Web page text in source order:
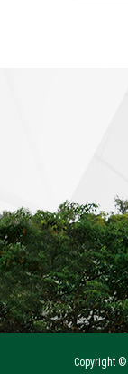
Copyright ©